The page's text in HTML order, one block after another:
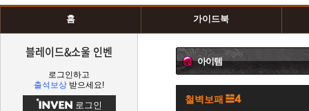
홈 가이드북
블레이드&소울 인벤
로그인하고
출석보상 받으세요!
로그인
아이템
철벽보패